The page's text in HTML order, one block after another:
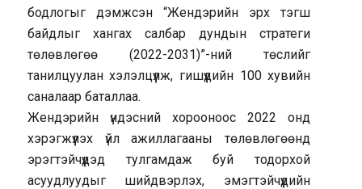
бодлогыг дэмжсэн “Жендэрийн эрх тэгш
байдлыг хангах салбар дундын стратеги
төлөвлөгөө (2022-2031)”-ний төслийг
танилцуулан хэлэлцүүлж, гишүүдийн 100 хувийн
саналаар баталлаа.
Жендэрийн үндэсний хорооноос 2022 онд
хэрэгжүүлэх үйл ажиллагааны төлөвлөгөөнд
эрэгтэйчүүдэд тулгамдаж буй тодорхой
асуудлуудыг шийдвэрлэх, эмэгтэйчүүдийн